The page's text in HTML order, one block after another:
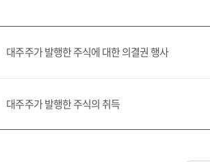
대주주가 발행한 주식에 대한 의결권 행사
대주주가 발행한 주식의 취득